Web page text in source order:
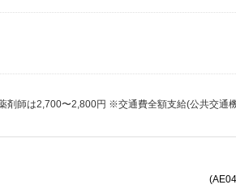
師は2,700〜2,800円 ※交通費全額支給(公共交通